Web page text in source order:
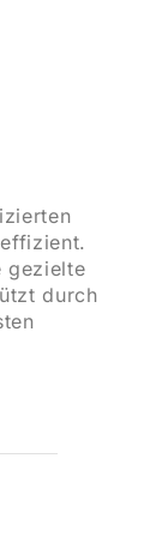
gezielte
durch